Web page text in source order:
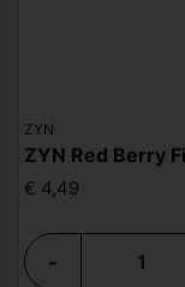
ZYN
€ 4,49
-